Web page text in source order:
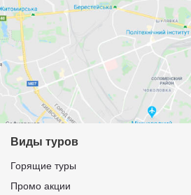
Виды туров
Горящие туры
Промо акции